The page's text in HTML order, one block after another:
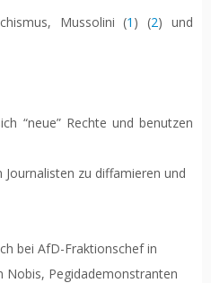
Mussolini (1 ) (2) und
“neue” Rechte und benutzen
zu diffamieren und
bei AfD-Fraktionschef in
Nobis, Pegidademonstranten